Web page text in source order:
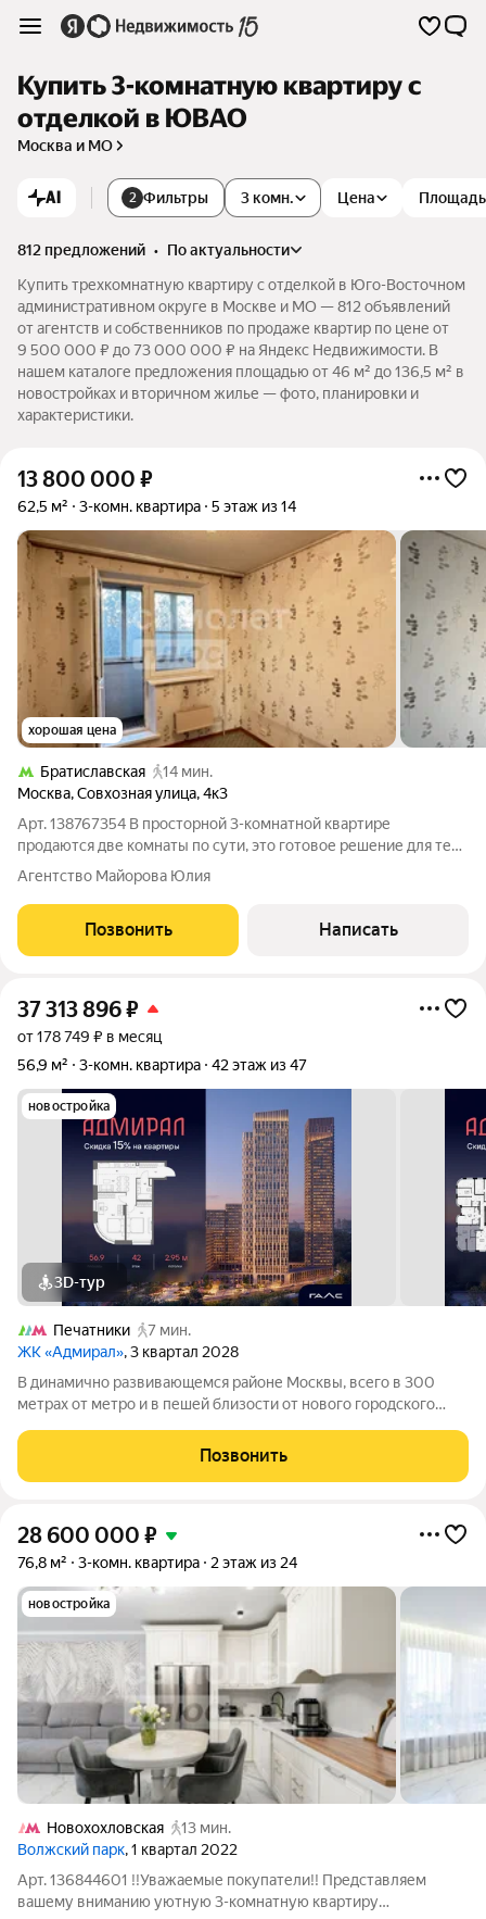
Купить 3-комнатную квартиру с
отделкой в ЮВАО
Москва и МО
AI 2 Фильтры 3 комн. Цена Площадь
812 предложений •
по актуальности
Купить трехкомнатную квартиру с отделкой в Юго-Восточном
административном округе в Москве и МО — 812 объявлений
от агентств и собственников по продаже квартир по цене от
9 500 000 ₽ до 73 000 000 ₽ на Яндекс Недвижимости. В
нашем каталоге предложения площадью от 46 м² до 136,5 м² в
новостройках и вторичном жилье — фото, планировки и
характеристики.
13 800 000 ₽
62,5 м² 3-комн. квартира 5 этаж из 14
хорошая цена
Братиславская
14 мин.
Москва,Совхозная улица,4к3
Арт. 138767354 В просторной 3-комнатной квартире
продаются две комнаты по сути, это готовое решение для тех,
кому нужна большая жилая площадь без покупки всей
«трешки». Ваша доля составит 7/9 от общей площади (78%
квартиры). Уютная и светлая
Агентство Майорова Юлия
Позвонить Написать
37 313 896₽
от 178 749 ₽ в месяц
56,9 м²
3-комн. квартира 42 этаж из 47
новостройка
3D-тур
Печатники
7 мин.
ЖК «Адмирал», 3 квартал 2028
В динамично развивающемся районе Москвы, всего в 300
метрах от метро и в пешей близости от нового городского
автомобилей, продается 3-комнатная квартира площадью
56.90 м. без отделки. Квартира
Позвонить
28 600 000 ₽
76,8 м² 3-комн. квартира 2 этаж из 24
новостройка
Новохохловская
13 мин.
Волжский парк, 1 квартал 2022
Арт. 136844601 !!Уважаемые покупатели!! Представляем
вашему вниманию уютную 3-комнатную квартиру